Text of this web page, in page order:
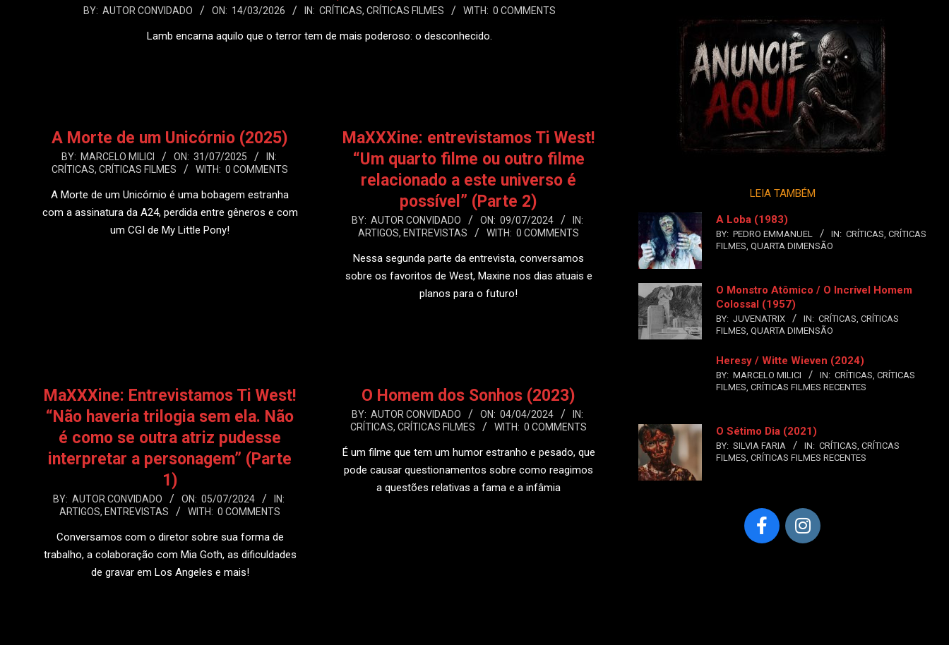
BY: AUTOR CONVIDADO ON: 14/03/2026 IN: CRÍTICAS, CRÍTICAS FILMES WITH: 0 COMMENTS
Lamb encarna aquilo que o terror tem de mais poderoso: o desconhecido.
A Morte de um Unicórnio (2025)
2025-
07-
BY: MARCELO MILICI ON: 31/07/2025
IN:
CRÍTICAS, CRÍTICAS FILMES WITH: 0 COMMENTS
A Morte de um Unicórnio é uma bobagem estranha
com a assinatura da A24, perdida entre gêneros e com
um CGI de My Little Pony!
MaXXXine: entrevistamos Ti West!
“Um quarto filme ou outro filme
relacionado a este universo é
possível” (Parte 2)
2024-
BY: AUTOR CONVIDADO ON: 09/07/2024
IN:
ARTIGOS, ENTREVISTAS WITH: 0 COMMENTS
Nessa segunda parte da entrevista, conversamos
sobre os favoritos de West, Maxine nos dias atuais e
planos para o futuro!
MaXXXine: Entrevistamos Ti West!
“Não haveria trilogia sem ela. Não
é como se outra atriz pudesse
interpretar a personagem” (Parte
1)
2024-
BY: AUTOR CONVIDADO ON: 05/07/2024
IN:
ARTIGOS, ENTREVISTAS WITH: 0 COMMENTS
Conversamos com o diretor sobre sua forma de
trabalho, a colaboração com Mia Goth, as dificuldades
de gravar em Los Angeles e mais!
O Homem dos Sonhos (2023)
2024-
04-
04
BY: AUTOR CONVIDADO ON: 04/04/2024
IN:
CRÍTICAS, CRÍTICAS FILMES WITH: 0 COMMENTS
É um filme que tem um humor estranho e pesado, que
pode causar questionamentos sobre como reagimos
a questões relativas a fama e a infâmia
LEIA TAMBÉM
A Loba (1983)
BY: PEDRO EMMANUEL IN: CRÍTICAS, CRÍTICAS
FILMES, QUARTA DIMENSÃO
O Monstro Atômico / O Incrível Homem
Colossal (1957)
BY: JUVENATRIX IN: CRÍTICAS, CRÍTICAS
FILMES, QUARTA DIMENSÃO
Heresy / Witte Wieven (2024)
BY: MARCELO MILICI IN: CRÍTICAS, CRÍTICAS
FILMES, CRÍTICAS FILMES RECENTES
O Sétimo Dia (2021)
BY: SILVIA FARIA IN: CRÍTICAS, CRÍTICAS
FILMES, CRÍTICAS FILMES RECENTES